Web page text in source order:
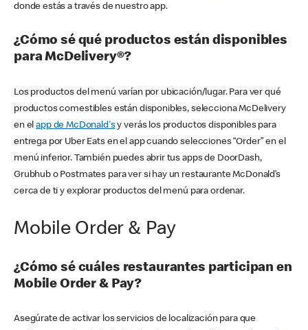
donde estás a través de nuestro app.
¿Cómo sé qué productos están disponibles
para McDelivery®?
Los productos del menú varían por ubicación/lugar. Para ver qué
productos comestibles están disponibles, selecciona McDelivery
en elapp de McDonald'sy verás los productos disponibles para
entrega por Uber Eats en el app cuando selecciones “Order” en el
menú inferior. También puedes abrir tus apps de DoorDash,
Grubhub o Postmates para ver si hay un restaurante McDonald’s
cerca de ti y explorar productos del menú para ordenar.
Mobile Order & Pay
¿Cómo sé cuáles restaurantes participan en
Mobile Order & Pay?
Asegúrate de activar los servicios de localización para que